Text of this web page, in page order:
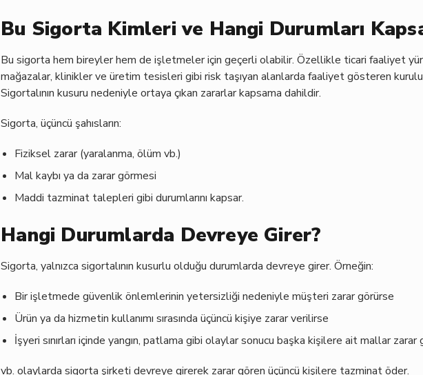
Bu Sigorta Kimleri ve Hangi Durumları
Bu sigorta hem bireyler hem de işletmeler için geçerli olabilir. Özellikle ticari faaliyet
mağazalar, klinikler ve üretim tesisleri gibi risk taşıyan alanlarda faaliyet gösteren
Sigortalının kusuru nedeniyle ortaya çıkan zararlar kapsama dahildir.
Sigorta, üçüncü şahısların:
Fiziksel zarar (yaralanma, ölüm vb.)
Mal kaybı ya da zarar görmesi
Maddi tazminat talepleri gibi durumlarını kapsar.
Hangi Durumlarda Devreye Girer?
Sigorta, yalnızca sigortalının kusurlu olduğu durumlarda devreye girer. Örneğin:
Bir işletmede güvenlik önlemlerinin yetersizliği nedeniyle müşteri zarar görürse
Ürün ya da hizmetin kullanımı sırasında üçüncü kişiye zarar verilirse
İşyeri sınırları içinde yangın, patlama gibi olaylar sonucu başka kişilere ait mallar zarar
vb. olaylarda sigorta şirketi devreye girerek zarar gören üçüncü kişilere tazminat öder.